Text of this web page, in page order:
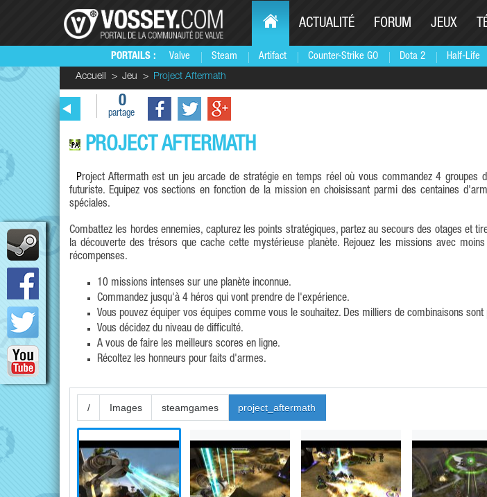
PORTAILS : Valve Steam Artifact Counter-Strike GO Dota 2 Half-Life
ACTUALITÉ FORUM JEUX
Accueil Jeu Project Aftermath
0
partage
PROJECT AFTERMATH
Project Aftermath est un jeu arcade de stratégie en temps réel où vous commandez 4 groupes de soldats dans un monde rétro-
futuriste. Equipez vos sections en fonction de la mission en choisissant parmi des centaines
spéciales.
Combattez les hordes ennemies, capturez les points stratégiques, partez au secours des otages et
la découverte des trésors que cache cette mystérieuse planète. Rejouez les missions avec
récompenses.
10 missions intenses sur une planète inconnue.
Commandez jusqu'à 4 héros qui vont prendre de l'expérience.
Vous pouvez équiper vos équipes comme vous le souhaitez. Des milliers de combinaisons sont
Vous décidez du niveau de difficulté.
A vous de faire les meilleurs scores en ligne.
Récoltez les honneurs pour faits d'armes.